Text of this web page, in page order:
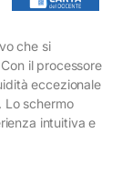
che si
il processore
eccezionale
Lo schermo
intuitiva e